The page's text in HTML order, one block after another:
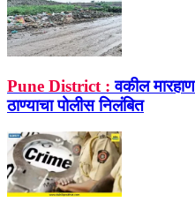
Pune District : वकील
ठाण्याचा पोलीस निलंबित